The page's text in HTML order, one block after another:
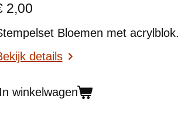
2,00
Bloemen met acrylblok.
details
winkelwagen